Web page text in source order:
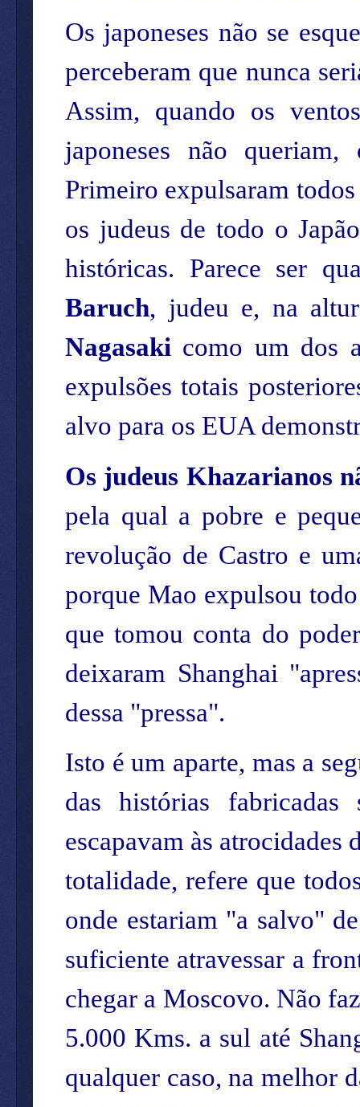
Os japoneses não se
perceberam que nunca
Assim, quando os
japoneses não
Primeiro expulsaram
os judeus de todo o
históricas. Parece ser
Baruch, judeu e, na
Nagasaki como um dos
expulsões totais
alvo para os EUA
Os judeus Khazarianos
pela qual a pobre e
revolução de Castro e
porque Mao expulsou
que tomou conta do
deixaram Shanghai
dessa "pressa".
Isto é um aparte, mas a
das histórias
escapavam às
totalidade, refere que
onde estariam "a salvo"
suficiente atravessar a
chegar a Moscovo. Não
5.000 Kms. a sul até
qualquer caso, na melhor